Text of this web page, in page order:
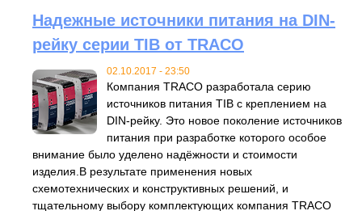
Надежные источники питания на DIN-
рейку серии TIB от TRACO
02.10.2017 - 23:50
Компания TRACO разработала серию
источников питания TIB с креплением на
DIN-рейку. Это новое поколение источников
питания при разработке которого особое
внимание было уделено надёжности и стоимости
изделия.В результате применения новых
схемотехнических и конструктивных решений, и
тщательному выбору комплектующих компания TRACO